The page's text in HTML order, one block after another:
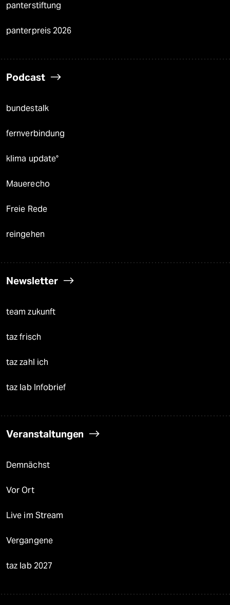
panterstiftung
panterpreis 2026
Podcast
bundestalk
fernverbindung
klima update°
Mauerecho
Freie Rede
reingehen
Newsletter
team zukunft
taz frisch
taz zahl ich
taz lab Infobrief
Veranstaltungen
Demnächst
Vor Ort
Live im Stream
Vergangene
taz lab 2027